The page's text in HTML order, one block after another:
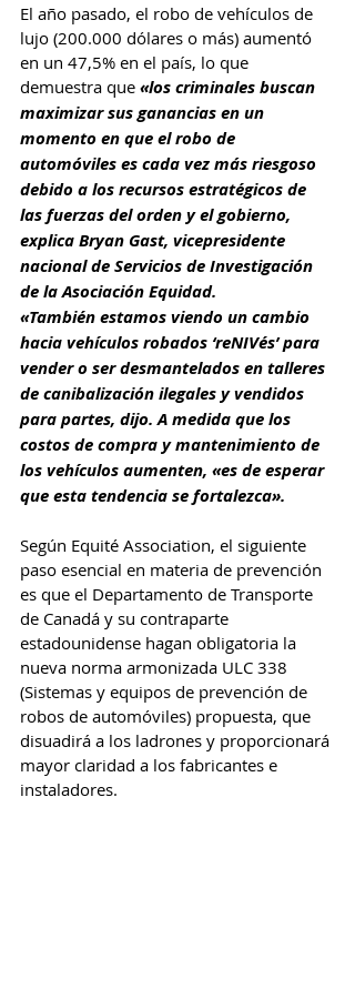
El año pasado, el robo de vehículos de
lujo (200.000 dólares o más) aumentó
en un 47,5% en el país, lo que
demuestra que «los criminales buscan
maximizar sus ganancias en un
momento en que el robo de
automóviles es cada vez más riesgoso
debido a los recursos estratégicos de
las fuerzas del orden y el gobierno,
explica Bryan Gast, vicepresidente
nacional de Servicios de Investigación
de la Asociación Equidad.
«También estamos viendo un cambio
hacia vehículos robados ‘reNIVés’ para
vender o ser desmantelados en talleres
de canibalización ilegales y vendidos
para partes, dijo. A medida que los
costos de compra y mantenimiento de
los vehículos aumenten, «es de esperar
que esta tendencia se fortalezca».
Según Equité Association, el siguiente
paso esencial en materia de prevención
es que el Departamento de Transporte
de Canadá y su contraparte
estadounidense hagan obligatoria la
nueva norma armonizada ULC 338
(Sistemas y equipos de prevención de
robos de automóviles) propuesta, que
disuadirá a los ladrones y proporcionará
mayor claridad a los fabricantes e
instaladores.